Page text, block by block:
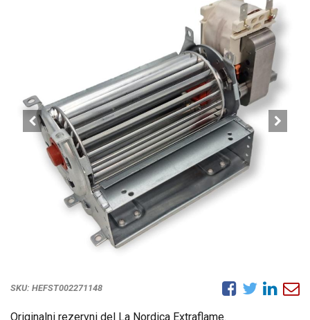
SKU: HEFST002271148
Originalni rezervni del La Nordica Extraflame.